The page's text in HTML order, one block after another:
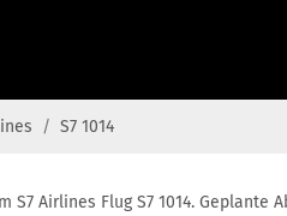
S7 1014
S7 Airlines Flug S7 1014.